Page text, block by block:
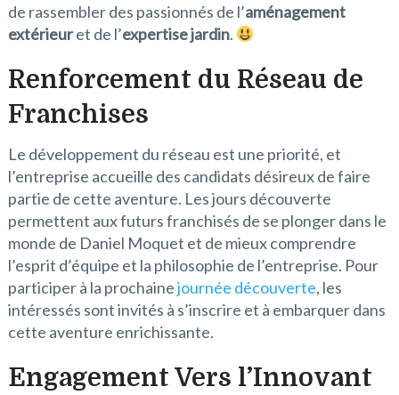
de rassembler des passionnés de l’aménagement
extérieuret de l’expertise jardin.
Renforcement du Réseau de
Franchises
Le développement du réseau est une priorité, et
l’entreprise accueille des candidats désireux de faire
partie de cette aventure. Les jours découverte
permettent aux futurs franchisés de se plonger dans le
monde de Daniel Moquet et de mieux comprendre
l’esprit d’équipe et la philosophie de l’entreprise. Pour
participer à la prochainejournée découverte, les
intéressés sont invités à s’inscrire et à embarquer dans
cette aventure enrichissante.
Engagement Vers l’Innovant